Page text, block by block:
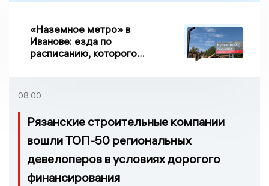
«Наземное метро» в
Иванове: езда по
расписанию, которого
08:00
Рязанские строительные компании
вошли ТОП-50 региональных
девелоперов в условиях дорогого
финансирования